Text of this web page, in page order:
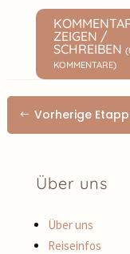
ZEIGEN /
SCHREIBEN
KOMMENTARE)
# Vorherige
Über uns
Über uns
Reiseinfos